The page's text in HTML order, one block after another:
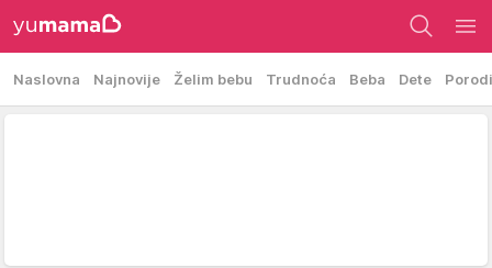
Naslovna Najnovije Želim bebu Trudnoća Beba Dete